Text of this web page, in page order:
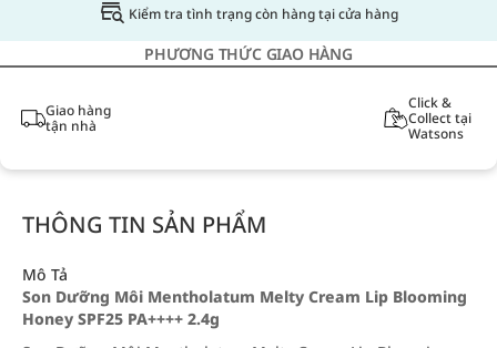
Kiểm tra tình trạng còn hàng tại cửa hàng
PHƯƠNG THỨC GIAO HÀNG
Giao hàng
tận nhà
Click &
Collect tại
Watsons
THÔNG TIN SẢN PHẨM
Mô Tả
Son Dưỡng Môi Mentholatum Melty Cream Lip Blooming
Honey SPF25 PA++++ 2.4g